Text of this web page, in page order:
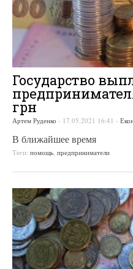
Государство
грн
Артем Руденко - 17.05.2021 16:41 -
В ближайшее время
Теги: помощь предприниматели